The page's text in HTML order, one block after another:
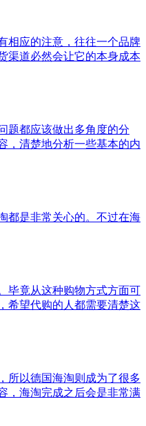
相应的注意，往往一个品牌
渠道必然会让它的本身成本
题都应该做出多角度的分
，清楚地分析一些基本的内
都是非常关心的。不过在海
毕竟从这种购物方式方面可
希望代购的人都需要清楚这
所以德国海淘则成为了很多
，海淘完成之后会是非常满